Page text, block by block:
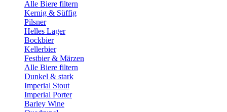
Alle Biere filtern
Kernig & Süffig
Pilsner
Helles Lager
Bockbier
Kellerbier
Festbier & Märzen
Alle Biere filtern
Dunkel & stark
Imperial Stout
Imperial Porter
Barley Wine